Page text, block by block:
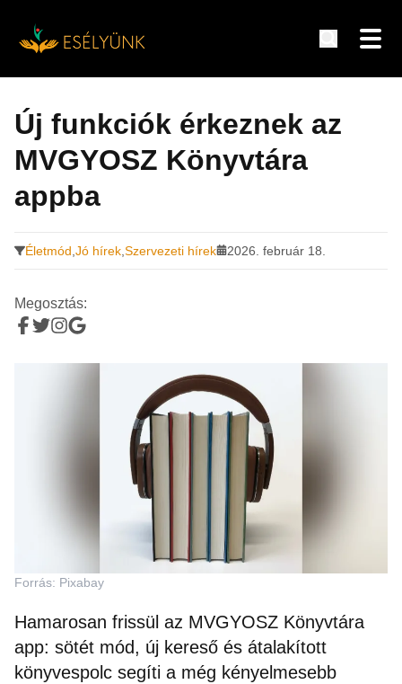
tartalomra
Új funkciók érkeznek az
MVGYOSZ Könyvtára
appba
Életmód Jó hírek Szervezeti hírek 2026. február 18.
Megosztás:
Forrás: Pixabay
Hamarosan frissül az MVGYOSZ Könyvtára
app: sötét mód, új kereső és átalakított
könyvespolc segíti a még kényelmesebb